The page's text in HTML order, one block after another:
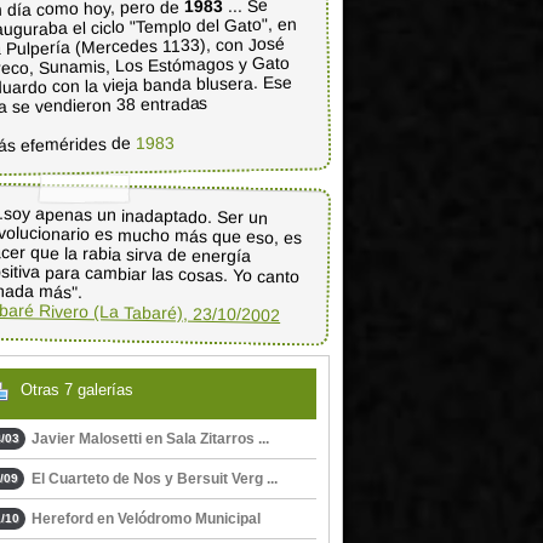
día como hoy, pero de1983 ... Se
el ciclo "Templo del Gato", en
Pulpería (Mercedes 1133), con José
Sunamis, Los Estómagos y Gato
con la vieja banda blusera. Ese
se vendieron 38 entradas
efemérides de 1983
apenas un inadaptado. Ser un
es mucho más que eso, es
que la rabia sirva de energía
para cambiar las cosas. Yo canto
más".
Rivero (La Tabaré), 23/10/2002
Otras 7 galerías
03 Javier Malosetti en Sala Zitarros ...
09 El Cuarteto de Nos y Bersuit Verg ...
10 Hereford en Velódromo Municipal